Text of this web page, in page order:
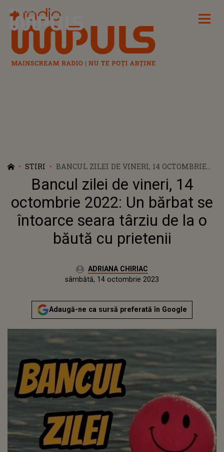
Radio Impuls
STIRI
BANCUL ZILEI DE VINERI, 14 OCTOMBRIE
2022: UN BĂRBAT SE ÎNTOARCE SEARA
TÂRZIU DE LA O BĂUTĂ CU PRIETENII
Bancul zilei de vineri, 14
octombrie 2022: Un bărbat se
întoarce seara târziu de la o
băută cu prietenii
Autor:ADRIANA CHIRIAC
vineri, 14 octombrie 2022
Actualizat:
sâmbătă, 14 octombrie 2023
Adaugă-ne ca sursă preferată în Google